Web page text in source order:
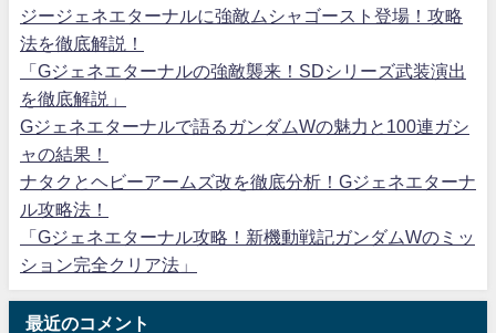
ジージェネエターナルに強敵ムシャゴースト登場！攻略
法を徹底解説！
「Gジェネエターナルの強敵襲来！SDシリーズ武装演出
を徹底解説」
Gジェネエターナルで語るガンダムWの魅力と100連ガシ
ャの結果！
ナタクとヘビーアームズ改を徹底分析！Gジェネエターナ
ル攻略法！
「Gジェネエターナル攻略！新機動戦記ガンダムWのミッ
ション完全クリア法」
最近のコメント